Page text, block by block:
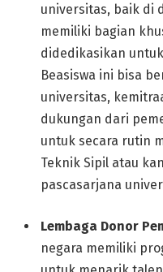
universitas, baik di
memiliki bagian
didedikasikan
Beasiswa ini bisa
universitas,
dukungan dari
untuk secara rutin
Teknik Sipil atau
pascasarjana
Lembaga Donor
negara memiliki